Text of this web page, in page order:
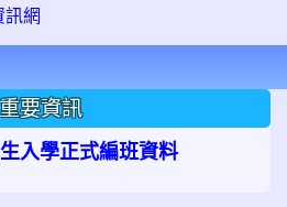
重要資訊
入學正式編班資料